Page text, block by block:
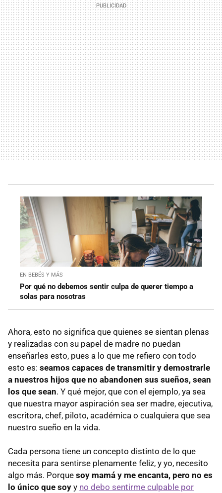
EN BEBÉS Y MÁS
Por qué no debemos sentir culpa de querer tiempo a
solas para nosotras
Ahora, esto no significa que quienes se sientan plenas
y realizadas con su papel de madre no puedan
enseñarles esto, pues a lo que me refiero con todo
esto es: seamos capaces de transmitir y demostrarle
a nuestros hijos que no abandonen sus sueños, sean
los que sean. Y qué mejor, que con el ejemplo, ya sea
que nuestra mayor aspiración sea ser madre, ejecutiva,
escritora, chef, piloto, académica o cualquiera que sea
nuestro sueño en la vida.
Cada persona tiene un concepto distinto de lo que
necesita para sentirse plenamente feliz, y yo, necesito
algo más. Porque soy mamá y me encanta, pero no es
lo único que soy y no debo sentirme culpable por